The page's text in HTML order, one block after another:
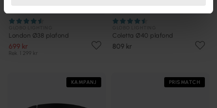
London Ø38 plafond
699 kr
Rek. 1 299 kr
Coletta Ø40 plafond
809 kr
KAMPANJ PRISMATCH